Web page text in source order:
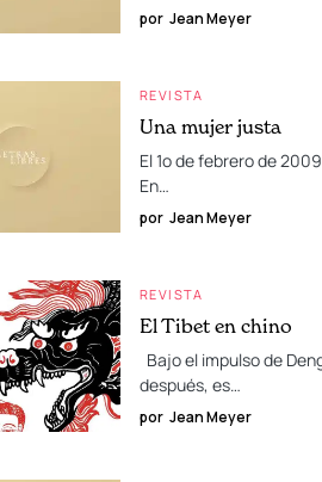
por Jean Meyer
REVISTA
Una mujer justa
El 1º de febrero de
En…
por Jean Meyer
REVISTA
El Tibet en chino
Bajo el impulso de
después, es…
por Jean Meyer